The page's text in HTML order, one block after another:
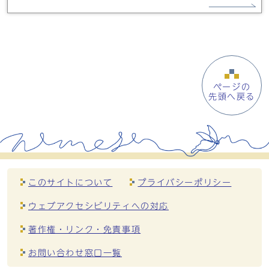
ページの
先頭へ戻る
このサイトについて プライバシーポリシー
ウェブアクセシビリティへの対応
著作権・リンク・免責事項
お問い合わせ窓口一覧